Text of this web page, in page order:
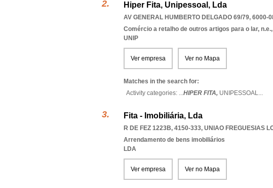
Hiper Fita, Unipessoal, Lda
AV GENERAL HUMBERTO DELGADO 69/79, 6000-
Comércio a retalho de outros artigos para o lar,
UNIP
Ver empresa Ver no Mapa
Matches in the search for:
Activity categories: ...HIPER FITA, UNIPESSOAL...
Fita - Imobiliária, Lda
R DE FEZ 1223B, 4150-333, UNIAO FREGUESIAS
Arrendamento de bens imobiliários
LDA
Ver empresa Ver no Mapa